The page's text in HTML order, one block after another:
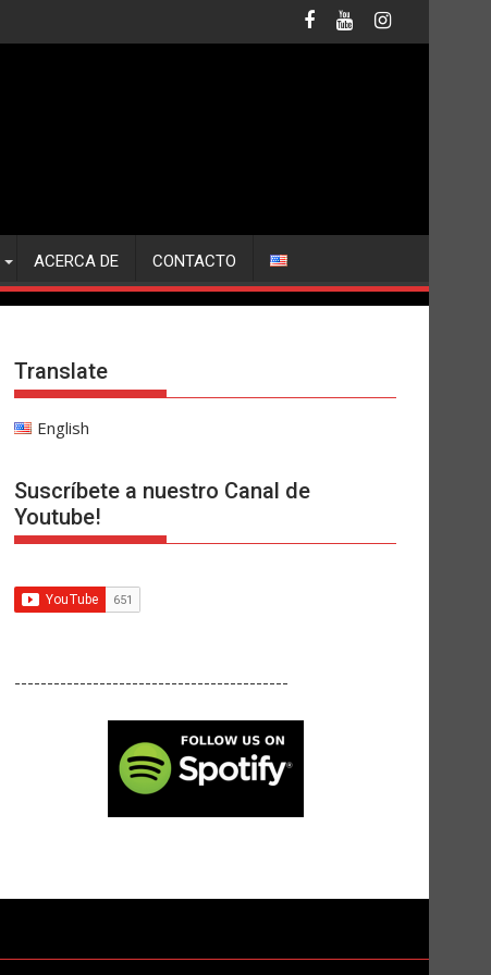
ACERCA DE CONTACTO
Translate
English
Suscríbete a nuestro Canal de
Youtube!
------------------------------------------